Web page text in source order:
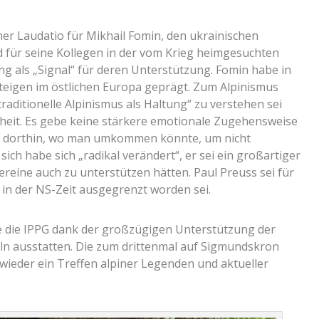
Laudatio für Mikhail Fomin, den ukrainischen
seine Kollegen in der vom Krieg heimgesuchten
als „Signal“ für deren Unterstützung. Fomin habe in
im östlichen Europa geprägt. Zum Alpinismus
Alpinismus als Haltung“ zu verstehen sei
Es gebe keine stärkere emotionale Zugehensweise
wo man umkommen könnte, um nicht
habe sich „radikal verändert“, er sei ein großartiger
auch zu unterstützen hätten. Paul Preuss sei für
der NS-Zeit ausgegrenzt worden sei.
IPPG dank der großzügigen Unterstützung der
ausstatten. Die zum drittenmal auf Sigmundskron
ein Treffen alpiner Legenden und aktueller